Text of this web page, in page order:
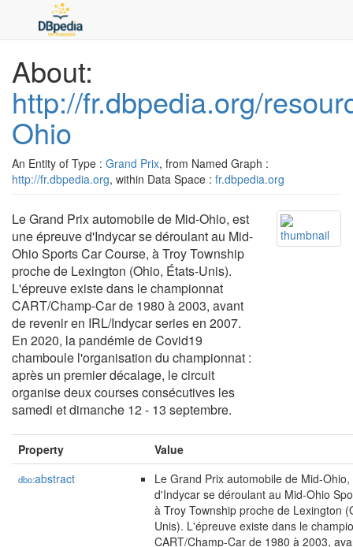
About:
http://fr.dbpedia.org/
Ohio
An Entity of Type : Grand Prix, from Named Graph :
http://fr.dbpedia.org, within Data Space : fr.dbpedia.org
Le Grand Prix automobile de Mid-Ohio, est
une épreuve d'Indycar se déroulant au Mid-
Ohio Sports Car Course, à Troy Township
proche de Lexington (Ohio, États-Unis).
L'épreuve existe dans le championnat
CART/Champ-Car de 1980 à 2003, avant
de revenir en IRL/Indycar series en 2007.
En 2020, la pandémie de Covid19
chamboule l'organisation du championnat :
après un premier décalage, le circuit
organise deux courses consécutives les
samedi et dimanche 12 - 13 septembre.
Property Value
dbo:abstract
Le Grand Prix automobile de Mid-
d'Indycar se déroulant au Mid-Ohio
à Troy Township proche de Lexington
Unis). L'épreuve existe dans le
CART/Champ-Car de 1980 à 2003,